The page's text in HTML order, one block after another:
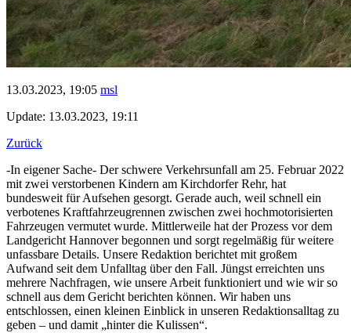
13.03.2023, 19:05 msl
Update: 13.03.2023, 19:11
Zurück
-In eigener Sache- Der schwere Verkehrsunfall am 25. Februar 2022
mit zwei verstorbenen Kindern am Kirchdorfer Rehr, hat
bundesweit für Aufsehen gesorgt. Gerade auch, weil schnell ein
verbotenes Kraftfahrzeugrennen zwischen zwei hochmotorisierten
Fahrzeugen vermutet wurde. Mittlerweile hat der Prozess vor dem
Landgericht Hannover begonnen und sorgt regelmäßig für weitere
unfassbare Details. Unsere Redaktion berichtet mit großem
Aufwand seit dem Unfalltag über den Fall. Jüngst erreichten uns
mehrere Nachfragen, wie unsere Arbeit funktioniert und wie wir so
schnell aus dem Gericht berichten können. Wir haben uns
entschlossen, einen kleinen Einblick in unseren Redaktionsalltag zu
geben – und damit „hinter die Kulissen“.